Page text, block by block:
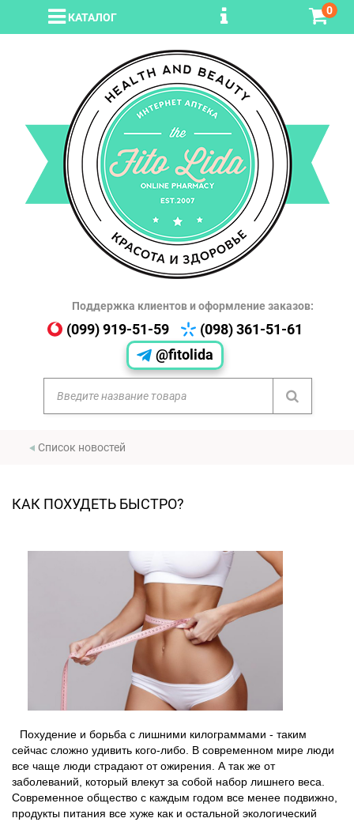
КАТАЛОГ
0
Поддержка клиентов и оформление заказов:
(099) 919-51-59
(098) 361-51-61
@fitolida
Список новостей
КАК ПОХУДЕТЬ БЫСТРО?
Похудение и борьба с лишними килограммами - таким
сейчас сложно удивить кого-либо. В современном мире люди
все чаще люди страдают от ожирения. А так же от
заболеваний, который влекут за собой набор лишнего веса.
Современное общество с каждым годом все менее подвижно,
продукты питания все хуже как и остальной экологический